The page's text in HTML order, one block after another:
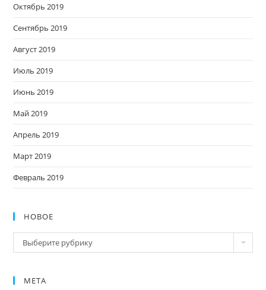
Октябрь 2019
Сентябрь 2019
Август 2019
Июль 2019
Июнь 2019
Май 2019
Апрель 2019
Март 2019
Февраль 2019
НОВОЕ
Новое
Выберите рубрику
МЕТА